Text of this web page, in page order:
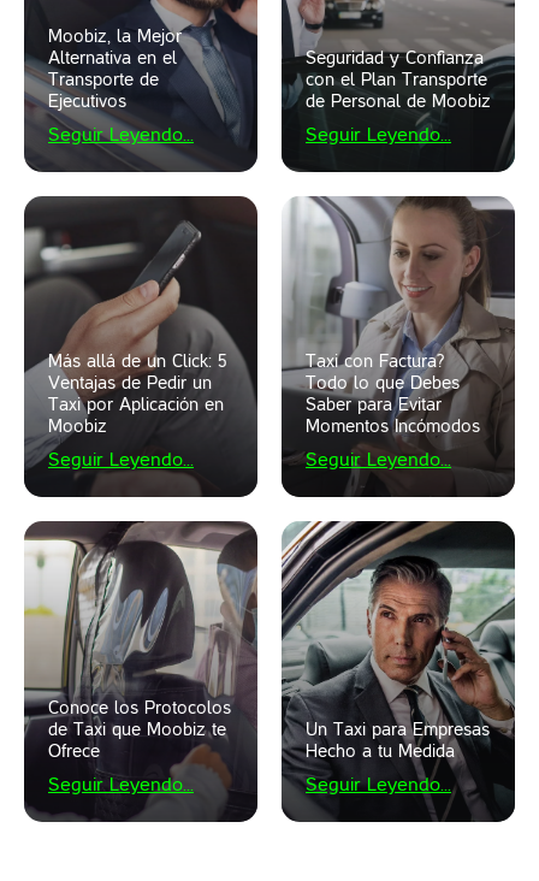
Moobiz, la Mejor
Alternativa en el
Transporte de
Ejecutivos
Seguir Leyendo...
Seguridad y Confianza
con el Plan Transporte
de Personal de Moobiz
Seguir Leyendo...
Más allá de un Click: 5
Ventajas de Pedir un
Taxi por Aplicación en
Moobiz
Seguir Leyendo...
Taxi con Factura?
Todo lo que Debes
Saber para Evitar
Momentos Incómodos
Seguir Leyendo...
Conoce los Protocolos
de Taxi que Moobiz te
Ofrece
Seguir Leyendo...
Un Taxi para Empresas
Hecho a tu Medida
Seguir Leyendo...